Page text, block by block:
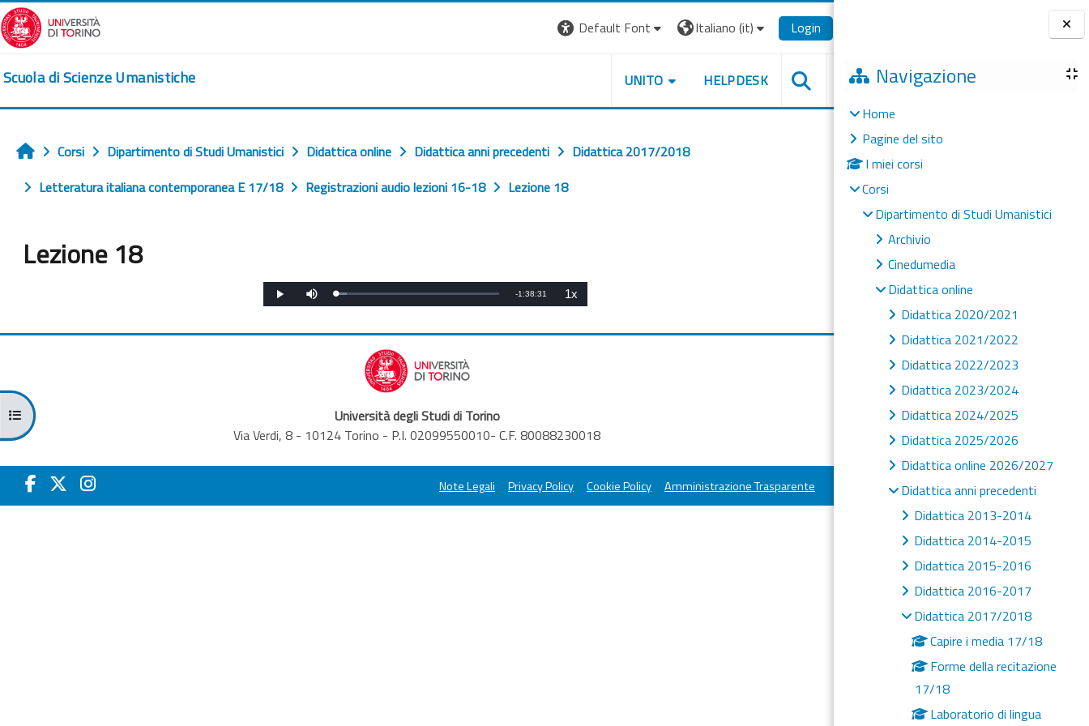
Vai al contenuto principale
Blocchi
Navigazione
Home
Pagine del sito
I miei corsi
Corsi
Dipartimento di Studi Umanistici
Archivio
Cinedumedia
Didattica online
Didattica 2020/2021
Didattica 2021/2022
Didattica 2022/2023
Didattica 2023/2024
Didattica 2024/2025
Didattica 2025/2026
Didattica online 2026/2027
Didattica anni precedenti
Didattica 2013-2014
Didattica 2014-2015
Didattica 2015-2016
Didattica 2016-2017
Didattica 2017/2018
Capire i media 17/18
Forme della recitazione
17/18
Laboratorio di lingua
Default Font Italiano ‎(it)‎ Login
Scuola di Scienze Umanistiche UNITO HELPDESK
Apri indice del corso
Home
Corsi Dipartimento di Studi Umanistici Didattica online Didattica anni precedenti
Didattica 2017/2018
Letteratura italiana contemporanea E 17/18
Registrazioni audio lezioni 16-18 Lezione 18
Lezione 18
Play Disattiva
l’audio
Caricato:
6.67%
Tempo
-1:38:31 1xVelocità
di
Università degli Studi di Torino
Via Verdi, 8 - 10124 Torino - P.I. 02099550010- C.F. 80088230018
Note Legali Privacy Policy Cookie Policy Amministrazione Trasparente